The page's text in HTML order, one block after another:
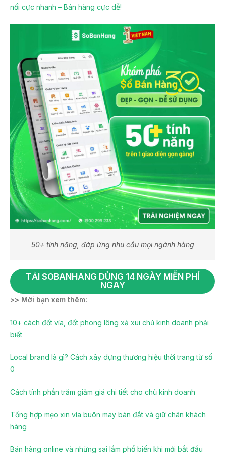
nối cực nhanh – Bán hàng cực dễ!
50+ tính năng, đáp ứng nhu cầu mọi ngành hàng
TẢI SOBANHANG DÙNG 14 NGÀY MIỄN PHÍ
NGAY
>> Mời bạn xem thêm:
10+ cách đốt vía, đốt phong lông xả xui chủ kinh doanh phải
biết
Local brand là gì? Cách xây dựng thương hiệu thời trang từ số
0
Cách tính phần trăm giảm giá chi tiết cho chủ kinh doanh
Tổng hợp mẹo xin vía buôn may bán đắt và giữ chân khách
hàng
Bán hàng online và những sai lầm phổ biến khi mới bắt đầu